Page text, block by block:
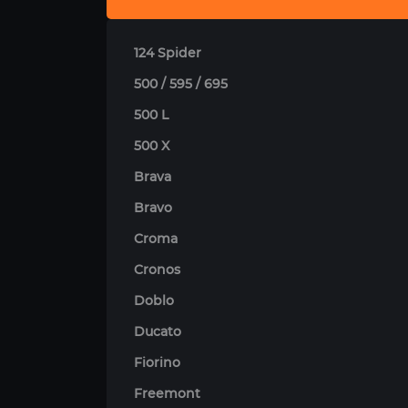
124 Spider
500 / 595 / 695
500 L
500 X
Brava
Bravo
Croma
Cronos
Doblo
Ducato
Fiorino
Freemont